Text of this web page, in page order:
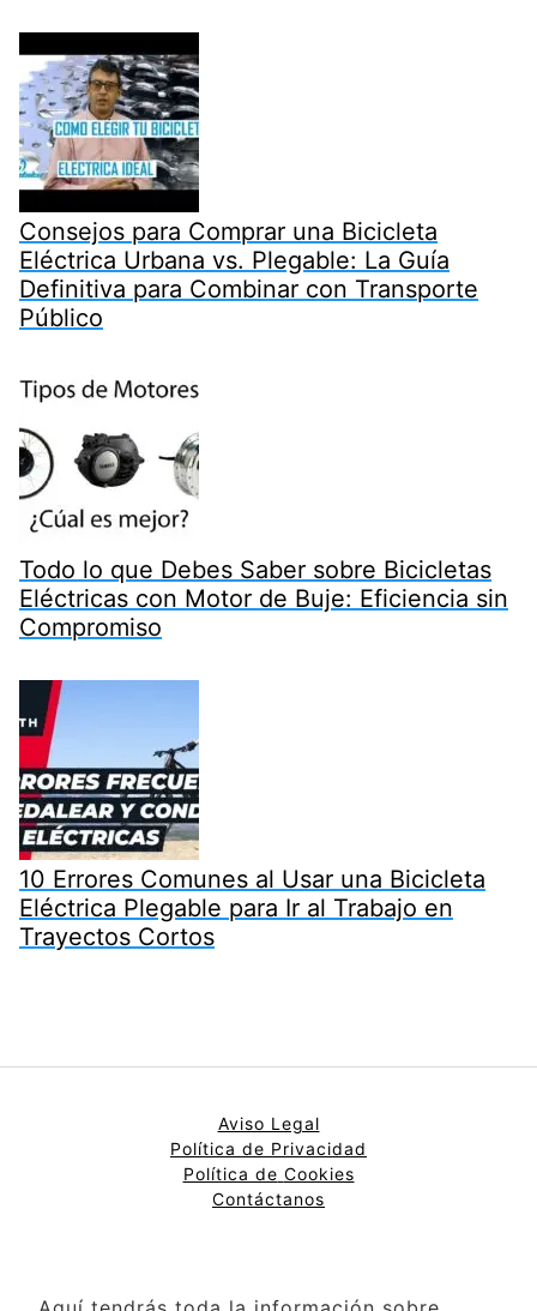
Consejos para Comprar una Bicicleta
Eléctrica Urbana vs. Plegable: La Guía
Definitiva para Combinar con Transporte
Público
Todo lo que Debes Saber sobre Bicicletas
Eléctricas con Motor de Buje: Eficiencia sin
Compromiso
10 Errores Comunes al Usar una Bicicleta
Eléctrica Plegable para Ir al Trabajo en
Trayectos Cortos
Aviso Legal
Política de Privacidad
Política de Cookies
Contáctanos